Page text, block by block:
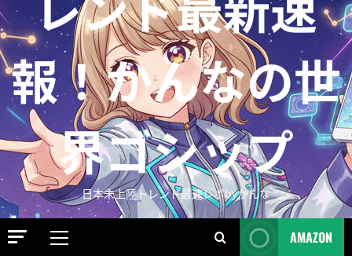
報！かんなの世
界ゴシップ
日本未上陸トレンド最速レポbyかんな
AMAZON